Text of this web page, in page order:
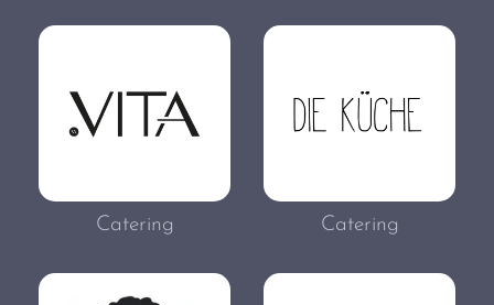
Catering Catering